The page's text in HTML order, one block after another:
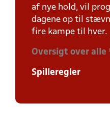
af nye hold, vil
dagene op til
fire kampe til hver.
Oversigt over
Spilleregler